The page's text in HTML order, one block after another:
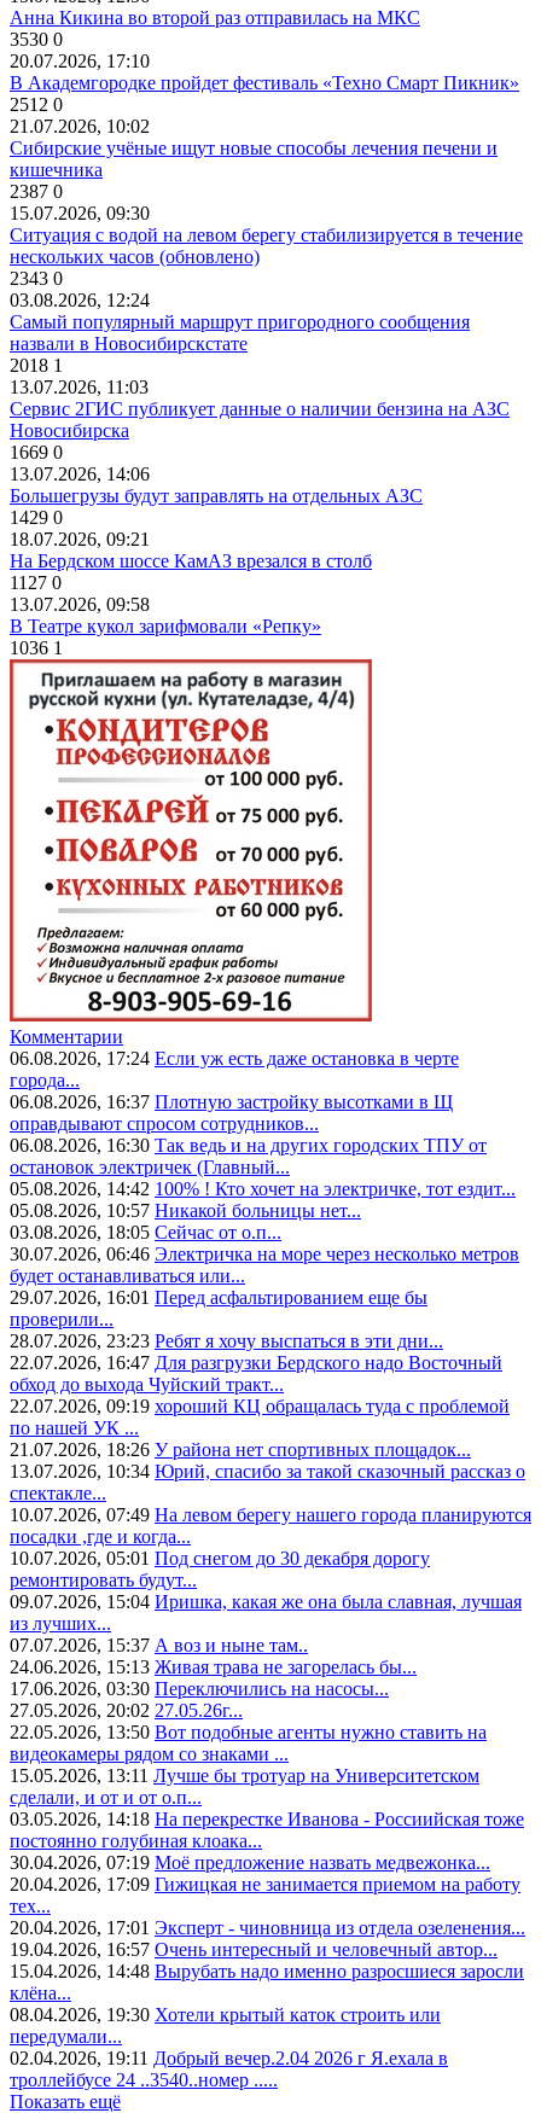
Анна Кикина во второй раз отправилась на МКС
3530 0
20.07.2026, 17:10
В Академгородке пройдет фестиваль «Техно Смарт Пикник»
2512 0
21.07.2026, 10:02
Сибирские учёные ищут новые способы лечения печени и
кишечника
2387 0
15.07.2026, 09:30
Ситуация с водой на левом берегу стабилизируется в течение
нескольких часов (обновлено)
2343 0
03.08.2026, 12:24
Самый популярный маршрут пригородного сообщения
назвали в Новосибирскстате
2018 1
13.07.2026, 11:03
Сервис 2ГИС публикует данные о наличии бензина на АЗС
Новосибирска
1669 0
13.07.2026, 14:06
Большегрузы будут заправлять на отдельных АЗС
1429 0
18.07.2026, 09:21
На Бердском шоссе КамАЗ врезался в столб
1127 0
13.07.2026, 09:58
В Театре кукол зарифмовали «Репку»
1036 1
Комментарии
06.08.2026, 17:24 Если уж есть даже остановка в черте
города...
06.08.2026, 16:37 Плотную застройку высотками в Щ
оправдывают спросом сотрудников...
06.08.2026, 16:30 Так ведь и на других городских ТПУ от
остановок электричек (Главный...
05.08.2026, 14:42 100% ! Кто хочет на электричке, тот ездит...
05.08.2026, 10:57 Никакой больницы нет...
03.08.2026, 18:05 Сейчас от о.п...
30.07.2026, 06:46 Электричка на море через несколько метров
будет останавливаться или...
29.07.2026, 16:01 Перед асфальтированием еще бы
проверили...
28.07.2026, 23:23 Ребят я хочу выспаться в эти дни...
22.07.2026, 16:47 Для разгрузки Бердского надо Восточный
обход до выхода Чуйский тракт...
22.07.2026, 09:19 хороший КЦ обращалась туда с проблемой
по нашей УК ...
21.07.2026, 18:26 У района нет спортивных площадок...
13.07.2026, 10:34 Юрий, спасибо за такой сказочный рассказ о
спектакле...
10.07.2026, 07:49 На левом берегу нашего города планируются
посадки ,где и когда...
10.07.2026, 05:01 Под снегом до 30 декабря дорогу
ремонтировать будут...
09.07.2026, 15:04 Иришка, какая же она была славная, лучшая
из лучших...
07.07.2026, 15:37 А воз и ныне там..
24.06.2026, 15:13 Живая трава не загорелась бы...
17.06.2026, 03:30 Переключились на насосы...
27.05.2026, 20:02 27.05.26г...
22.05.2026, 13:50 Вот подобные агенты нужно ставить на
видеокамеры рядом со знаками ...
15.05.2026, 13:11 Лучше бы тротуар на Университетском
сделали, и от и от о.п...
03.05.2026, 14:18 На перекрестке Иванова - Россиийская тоже
постоянно голубиная клоака...
30.04.2026, 07:19 Моё предложение назвать медвежонка...
20.04.2026, 17:09 Гижицкая не занимается приемом на работу
тех...
20.04.2026, 17:01 Эксперт - чиновница из отдела озеленения...
19.04.2026, 16:57 Очень интересный и человечный автор...
15.04.2026, 14:48 Вырубать надо именно разросшиеся заросли
клёна...
08.04.2026, 19:30 Хотели крытый каток строить или
передумали...
02.04.2026, 19:11 Добрый вечер.2.04 2026 г Я.ехала в
троллейбусе 24 ..3540..номер .....
Показать ещё